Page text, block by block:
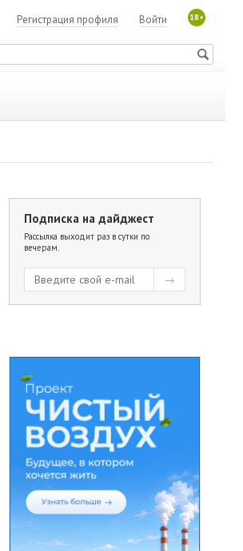
18+
Войти
Регистрация профиля
Подписка на дайджест
Рассылка выходит раз в сутки по
вечерам.